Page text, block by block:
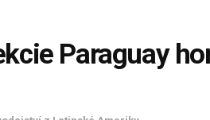
Paraguay